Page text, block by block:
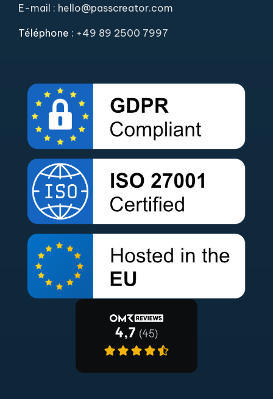
E-mail : hello@passcreator.com
Téléphone : +49 89 2500 7997